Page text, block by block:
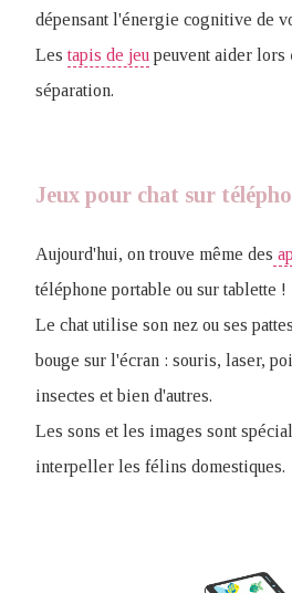
dépensant l'énergie cognitive de
Lestapis de jeu peuvent aider lors
séparation.
Jeux pour chat sur
Aujourd'hui, on trouve même des
téléphone portable ou sur tablette !
Le chat utilise son nez ou ses
bouge sur l'écran : souris, laser,
insectes et bien d'autres.
Les sons et les images sont
interpeller les félins domestiques.